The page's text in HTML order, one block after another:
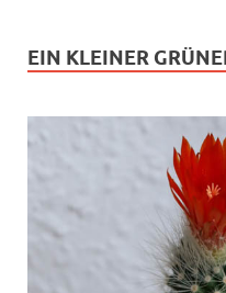
EIN KLEINER